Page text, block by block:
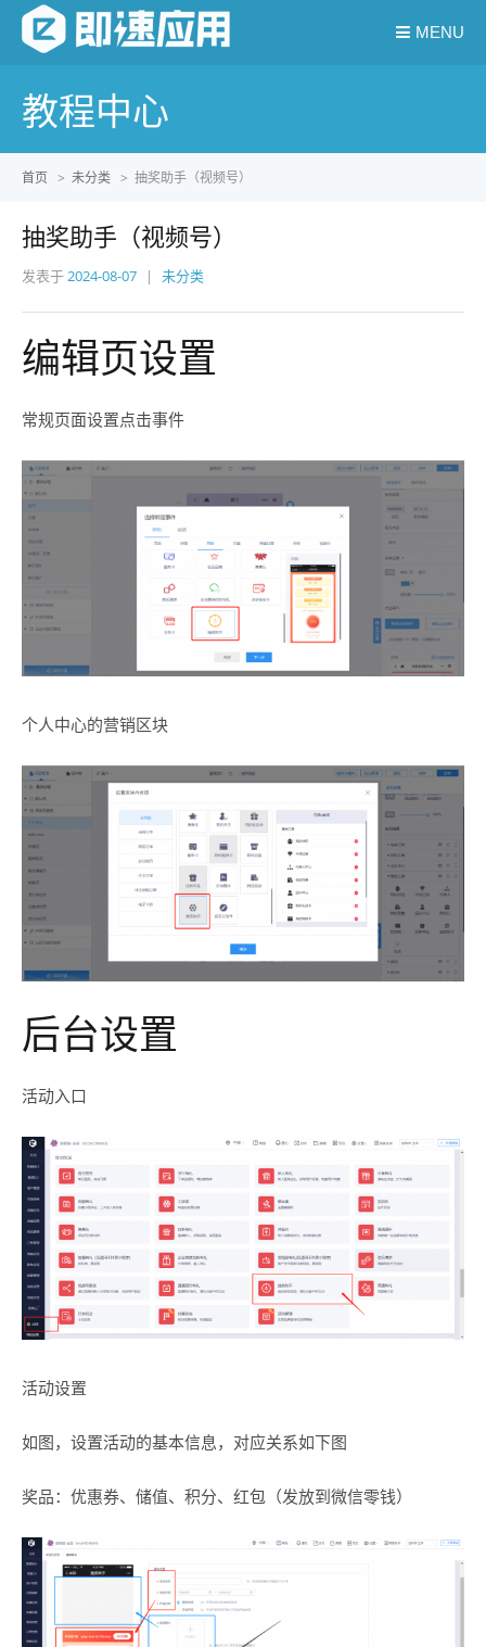
MENU
教程中心
首页 > 未分类 > 抽奖助手（视频号）
抽奖助手（视频号）
发表于2024-08-07 未分类
编辑页设置
常规页面设置点击事件
个人中心的营销区块
后台设置
活动入口
活动设置
如图，设置活动的基本信息，对应关系如下图
奖品：优惠券、储值、积分、红包（发放到微信零钱）